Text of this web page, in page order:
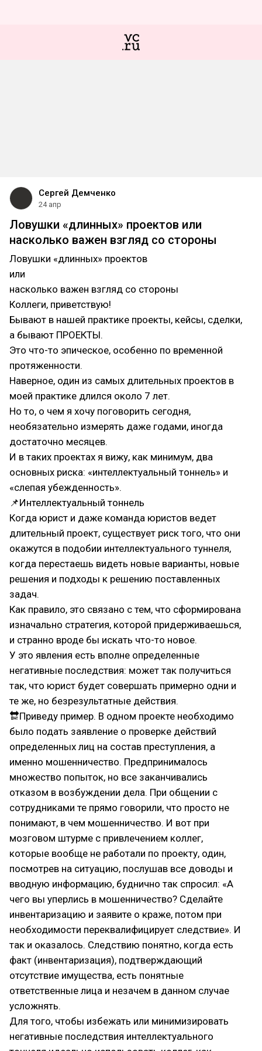
Сергей Демченко
24 апр
Ловушки «длинных» проектов или
насколько важен взгляд со стороны
Ловушки «длинных» проектов
или
насколько важен взгляд со стороны
Коллеги, приветствую!
Бывают в нашей практике проекты, кейсы, сделки,
а бывают ПРОЕКТЫ.
Это что-то эпическое, особенно по временной
протяженности.
Наверное, один из самых длительных проектов в
моей практике длился около 7 лет.
Но то, о чем я хочу поговорить сегодня,
необязательно измерять даже годами, иногда
достаточно месяцев.
И в таких проектах я вижу, как минимум, два
основных риска: «интеллектуальный тоннель» и
«слепая убежденность».
📌Интеллектуальный тоннель
Когда юрист и даже команда юристов ведет
длительный проект, существует риск того, что они
окажутся в подобии интеллектуального туннеля,
когда перестаешь видеть новые варианты, новые
решения и подходы к решению поставленных
задач.
Как правило, это связано с тем, что сформирована
изначально стратегия, которой придерживаешься,
и странно вроде бы искать что-то новое.
У это явления есть вполне определенные
негативные последствия: может так получиться
так, что юрист будет совершать примерно одни и
те же, но безрезультатные действия.
🔛Приведу пример. В одном проекте необходимо
было подать заявление о проверке действий
определенных лиц на состав преступления, а
именно мошенничество. Предпринималось
множество попыток, но все заканчивались
отказом в возбуждении дела. При общении с
сотрудниками те прямо говорили, что просто не
понимают, в чем мошенничество. И вот при
мозговом штурме с привлечением коллег,
которые вообще не работали по проекту, один,
посмотрев на ситуацию, послушав все доводы и
вводную информацию, буднично так спросил: «А
чего вы уперлись в мошенничество? Сделайте
инвентаризацию и заявите о краже, потом при
необходимости переквалифицирует следствие». И
так и оказалось. Следствию понятно, когда есть
факт (инвентаризация), подтверждающий
отсутствие имущества, есть понятные
ответственные лица и незачем в данном случае
усложнять.
Для того, чтобы избежать или минимизировать
негативные последствия интеллектуального